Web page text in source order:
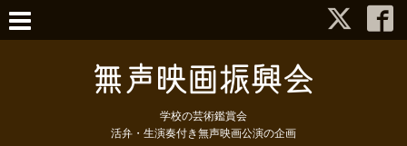
学校の芸術鑑賞会
活弁・生演奏付き無声映画公演の企画